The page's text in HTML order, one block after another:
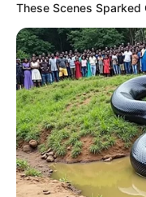
These Scenes Sparked